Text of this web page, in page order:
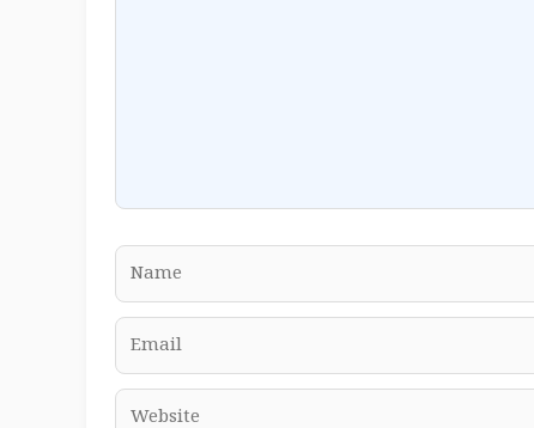
Name
Email
Website